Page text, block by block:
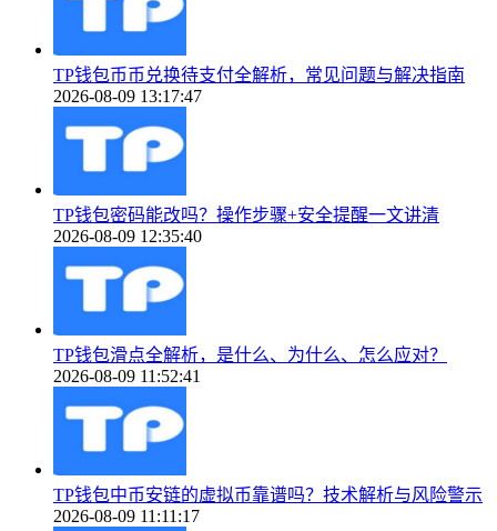
TP钱包币币兑换待支付全解析，常见问题与解决指南
2026-08-09 13:17:47
TP钱包密码能改吗？操作步骤+安全提醒一文讲清
2026-08-09 12:35:40
TP钱包滑点全解析，是什么、为什么、怎么应对？
2026-08-09 11:52:41
TP钱包中币安链的虚拟币靠谱吗？技术解析与风险警示
2026-08-09 11:11:17